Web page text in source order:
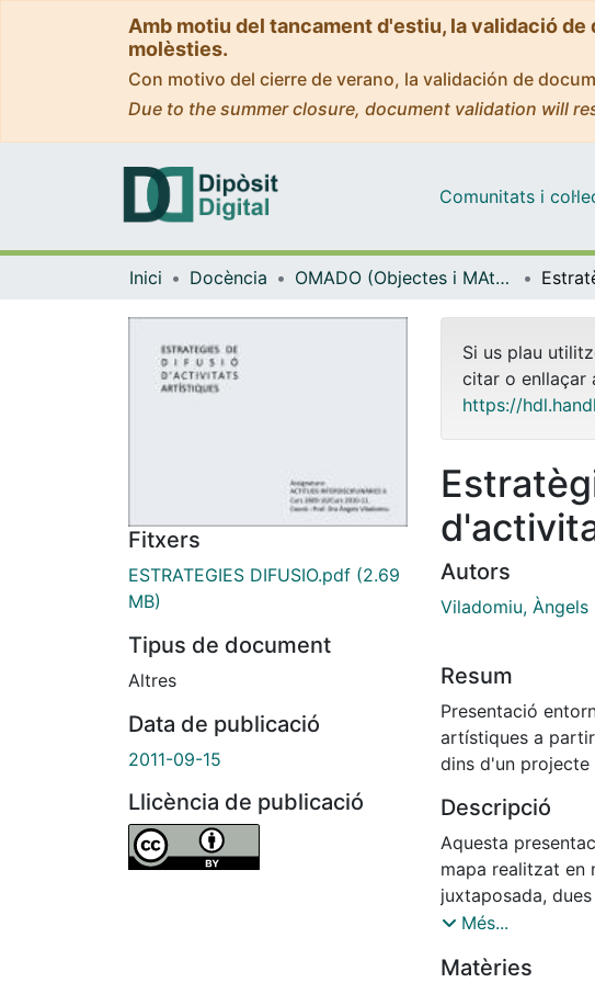
Amb motiu del tancament d'estiu, la validació
molèsties.
Con motivo del cierre de verano, la validación de
Due to the summer closure, document validation will
Comunitats i
Inici Docència OMADO (Objectes i MAterials DOcents)
Fitxers
ESTRATEGIES DIFUSIO.pdf (2.69
MB)
Tipus de document
Altres
Data de publicació
2011-09-15
Llicència de publicació
Si us plau
citar o enllaçar
https://
Autors
Viladomiu, Àngels
Resum
Presentació
artístiques a
dins d'un
Descripció
Aquesta
mapa realitzat en
juxtaposada, dues ciutats"
MMVM de
Més...
Matèries